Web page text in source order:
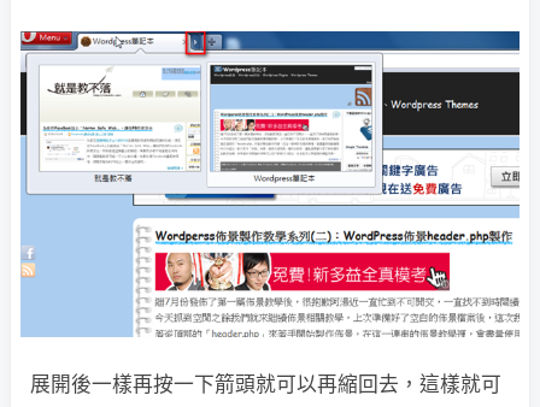
展開後一樣再按一下箭頭就可以再縮回去，這樣就可